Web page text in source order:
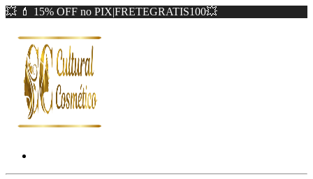
💥 💄 15% OFF no PIX|FRETEGRATIS100💥